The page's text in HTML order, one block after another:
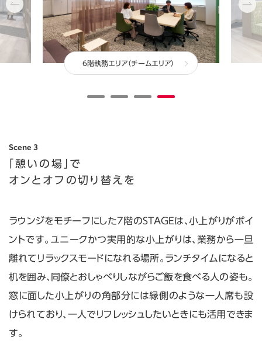
6階執務エリア（チームエリア）
Scene 3
「憩いの場」で
オンとオフの切り替えを
ラウンジをモチーフにした7階のSTAGEは、小上がりがポイ
ントです。ユニークかつ実用的な小上がりは、業務から一旦
離れてリラックスモードになれる場所。ランチタイムになると
机を囲み、同僚とおしゃべりしながらご飯を食べる人の姿も。
窓に面した小上がりの角部分には縁側のような一人席も設
けられており、一人でリフレッシュしたいときにも活用できま
す。